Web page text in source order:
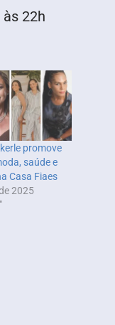
22h
promove
saúde e
Casa Fiaes
2025